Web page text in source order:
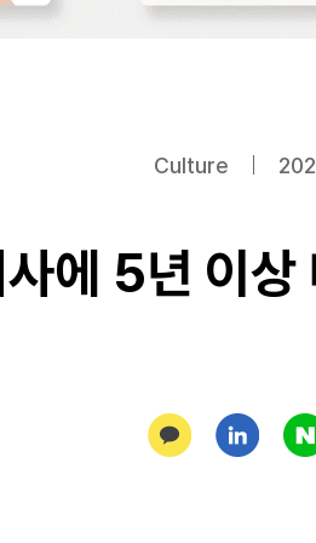
Culture
에 5년 이상